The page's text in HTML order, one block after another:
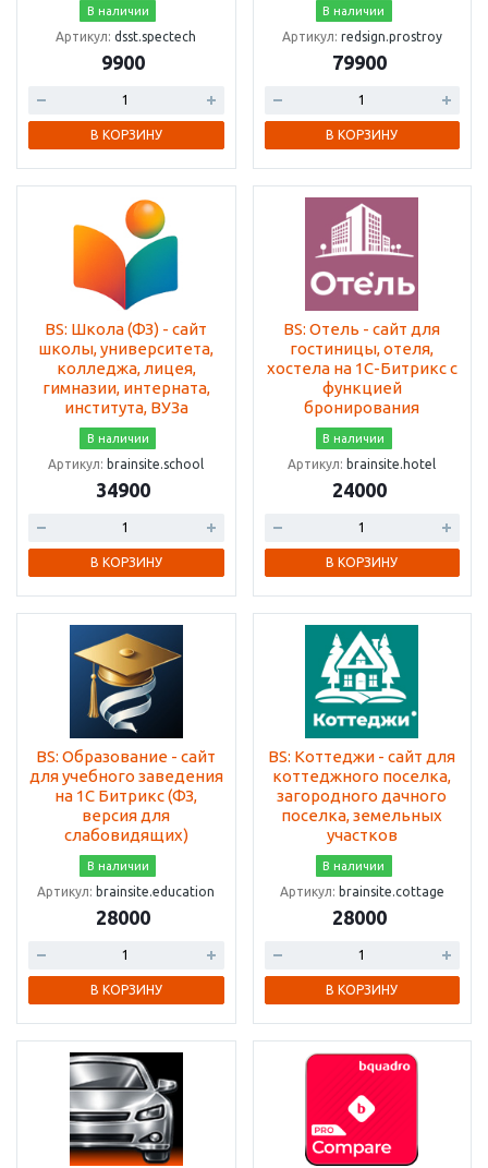
В наличии
Артикул:dsst.spectech
9900
В КОРЗИНУ
В наличии
Артикул: redsign.prostroy
79900
В КОРЗИНУ
BS: Школа (ФЗ) - сайт
школы, университета,
колледжа, лицея,
гимназии, интерната,
института, ВУЗа
В наличии
Артикул: brainsite.school
34900
В КОРЗИНУ
BS: Отель - сайт для
гостиницы, отеля,
хостела на 1С-Битрикс с
функцией
бронирования
В наличии
Артикул: brainsite.hotel
24000
В КОРЗИНУ
BS: Образование - сайт
для учебного заведения
на 1С Битрикс (ФЗ,
версия для
слабовидящих)
В наличии
Артикул: brainsite.education
28000
В КОРЗИНУ
BS: Коттеджи - сайт для
коттеджного поселка,
загородного дачного
поселка, земельных
участков
В наличии
Артикул: brainsite.cottage
28000
В КОРЗИНУ